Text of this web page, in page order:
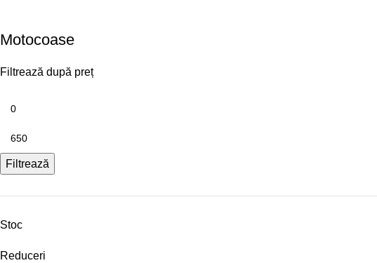
Motocoase
Filtrează după preț
Filtrează
Stoc
Reduceri